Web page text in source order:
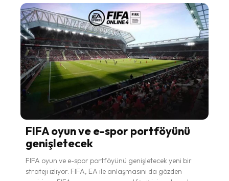
FIFA oyun ve e-spor portföyünü
genişletecek
FIFA oyun ve e-spor portföyünü genişletecek yeni bir
strateji izliyor. FIFA, EA ile anlaşmasını da gözden